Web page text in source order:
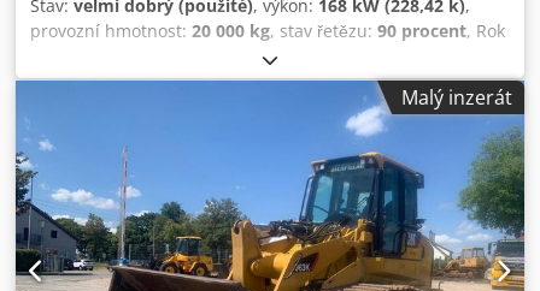
Stav: velmi dobrý (použité), výkon: 168 kW (228,42 k),
provozní hmotnost: 20 000 kg, stav řetězu: 90 procent, Rok
, provozní hodiny:
klimatizace, CATERPILLAR 963-12A Rok výroby: 2022
Provozní hodiny: 2 110 h Uzavřená kabina Klimatizace
Rádio Zadní kamera Centrální mazání Lžíce se zuby
Podvozek cca 90 % zachovalý Podložky pásů: šířka 550 mm
Motor CAT C7.1 o výkonu 168,9 kW Csdpfx Ahjyidn Tsksrf
Ventil pro ripper CE/EPA Provozní hmotnost: 20 t.
Malý inzerát